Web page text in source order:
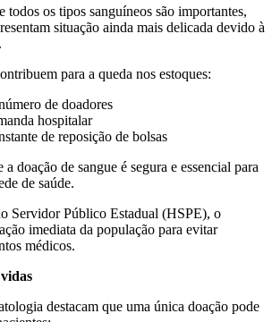
todos os tipos sanguíneos são importantes,
situação ainda mais delicada devido à
para a queda nos estoques:
de doadores
hospitalar
de reposição de bolsas
doação de sangue é segura e essencial para
de saúde.
Servidor Público Estadual (HSPE), o
imediata da população para evitar
médicos.
destacam que uma única doação pode